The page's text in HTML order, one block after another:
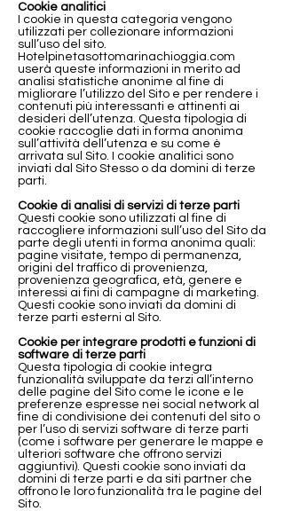
Cookie analitici
I cookie in questa categoria vengono
utilizzati per collezionare informazioni
sull’uso del sito.
Hotelpinetasottomarinachioggia.com
userà queste informazioni in merito ad
analisi statistiche anonime al fine di
migliorare l’utilizzo del Sito e per rendere i
contenuti più interessanti e attinenti ai
desideri dell’utenza. Questa tipologia di
cookie raccoglie dati in forma anonima
sull’attività dell’utenza e su come è
arrivata sul Sito. I cookie analitici sono
inviati dal Sito Stesso o da domini di terze
parti.
Cookie di analisi di servizi di terze parti
Questi cookie sono utilizzati al fine di
raccogliere informazioni sull’uso del Sito da
parte degli utenti in forma anonima quali:
pagine visitate, tempo di permanenza,
origini del traffico di provenienza,
provenienza geografica, età, genere e
interessi ai fini di campagne di marketing.
Questi cookie sono inviati da domini di
terze parti esterni al Sito.
Cookie per integrare prodotti e funzioni di
software di terze parti
Questa tipologia di cookie integra
funzionalità sviluppate da terzi all’interno
delle pagine del Sito come le icone e le
preferenze espresse nei social network al
fine di condivisione dei contenuti del sito o
per l’uso di servizi software di terze parti
(come i software per generare le mappe e
ulteriori software che offrono servizi
aggiuntivi). Questi cookie sono inviati da
domini di terze parti e da siti partner che
offrono le loro funzionalità tra le pagine del
Sito.